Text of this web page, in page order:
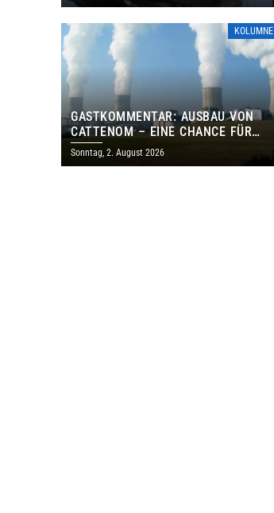
KOLUMNE
GASTKOMMENTAR: AUSBAU VON
CATTENOM – EINE CHANCE FÜR
LOTHRINGEN UND DAS SAARLAND
Sonntag, 2. August 2026